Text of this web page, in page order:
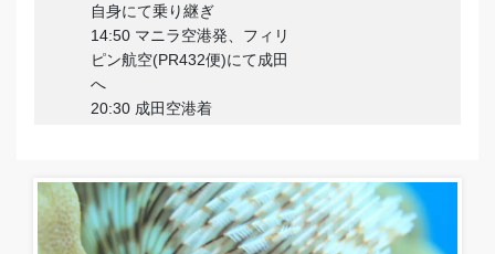
自身にて乗り継ぎ
14:50 マニラ空港発、フィリ
ピン航空(PR432便)にて成田
へ
20:30 成田空港着